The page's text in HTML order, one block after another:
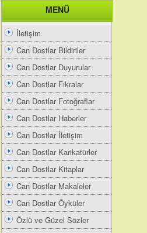
MENÜ
İletişim
Can Dostlar Bildiriler
Can Dostlar Duyurular
Can Dostlar Fıkralar
Can Dostlar Fotoğraflar
Can Dostlar Haberler
Can Dostlar İletişim
Can Dostlar Karikatürler
Can Dostlar Kitaplar
Can Dostlar Makaleler
Can Dostlar Öyküler
Özlü ve Güzel Sözler